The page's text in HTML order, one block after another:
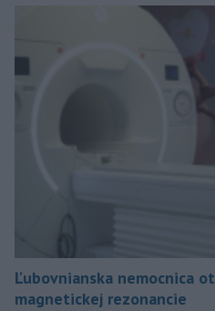
Ľubovnianska nemocnica
magnetickej rezonancie